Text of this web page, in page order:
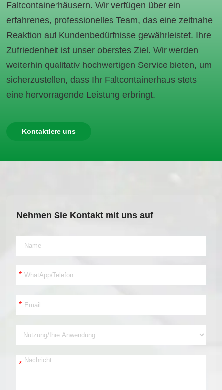
Faltcontainerhäusern. Wir verfügen über ein
erfahrenes, professionelles Team, das eine zeitnahe
Reaktion auf Kundenbedürfnisse gewährleistet. Ihre
Zufriedenheit ist unser oberstes Ziel. Wir werden
weiterhin qualitativ hochwertigen Service bieten, um
sicherzustellen, dass Ihr Faltcontainerhaus stets
eine hervorragende Leistung erbringt.
Kontaktiere uns
Nehmen Sie Kontakt mit uns auf
*
*
*